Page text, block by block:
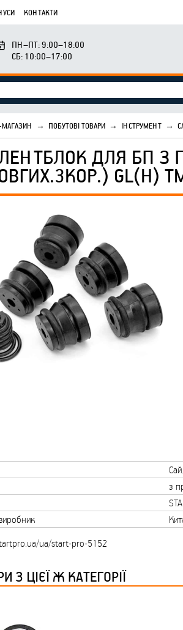
КОНТАКТИ
ПН–ПТ: 9:00–18:00
СБ: 10:00–17:00
МАГАЗИН → ПОБУТОВІ ТОВАРИ → ІНСТРУМЕНТ →
ДЛЯ БП
GL(H) ТМ
з
ua/start-pro-5152
З ЦІЄЇ Ж КАТЕГОРІЇ